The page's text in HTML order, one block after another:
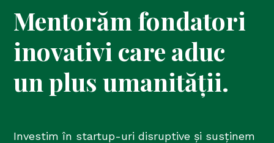
Mentorăm fondatori
inovativi care aduc
un plus umanității.
Investim în startup-uri disruptive și susținem